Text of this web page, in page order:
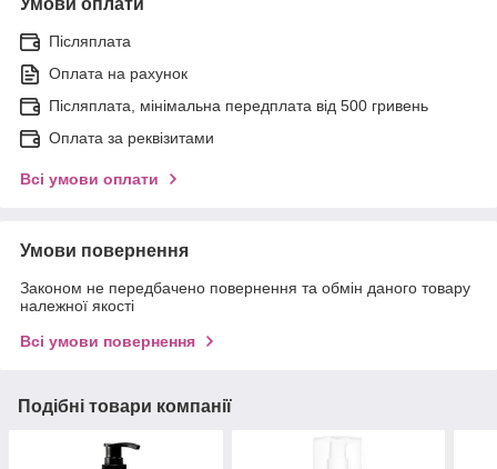
Післяплата
Оплата на рахунок
Післяплата, мінімальна передплата від 500 гривень
Оплата за реквізитами
Всі умови оплати
Умови повернення
Законом не передбачено повернення та обмін даного товару
належної якості
Всі умови повернення
Подібні товари компанії